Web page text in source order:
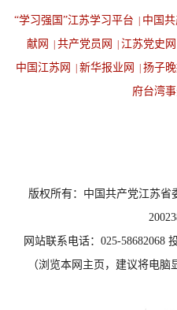
“学习强国”江苏学习平台 中国
献网
共产党员网 江苏党史网
中国江苏网
新华报业网 扬子晚
府台湾
版权所有：中国共产党江苏省
网站联系电话：025-58682068
（浏览本网主页，建议将电脑